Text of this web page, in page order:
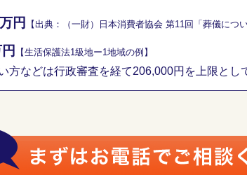
万円 【出典：（一財）日本消費者協会 第11回「葬儀につ
【生活保護法1級地ー1地域の例】
などは行政審査を経て206,000円を上限とし